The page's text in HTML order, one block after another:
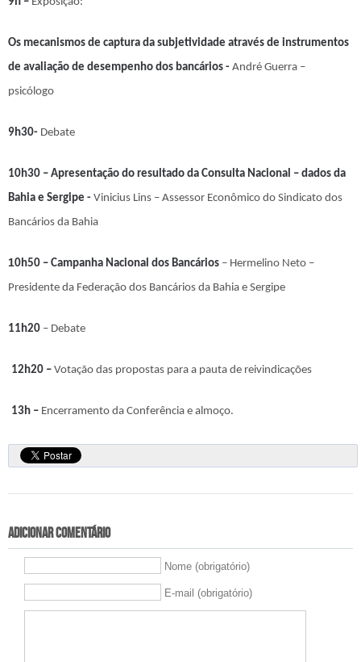
Os mecanismos de captura da subjetividade através de instrumentos
de avaliação de desempenho dos bancários - André Guerra –
psicólogo
9h30- Debate
10h30 – Apresentação do resultado da Consulta Nacional – dados da
Bahia e Sergipe - Vinicius Lins – Assessor Econômico do Sindicato dos
Bancários da Bahia
10h50 – Campanha Nacional dos Bancários – Hermelino Neto –
Presidente da Federação dos Bancários da Bahia e Sergipe
11h20 – Debate
12h20 – Votação das propostas para a pauta de reivindicações
13h – Encerramento da Conferência e almoço.
Adicionar comentário
Nome (obrigatório)
E-mail (obrigatório)